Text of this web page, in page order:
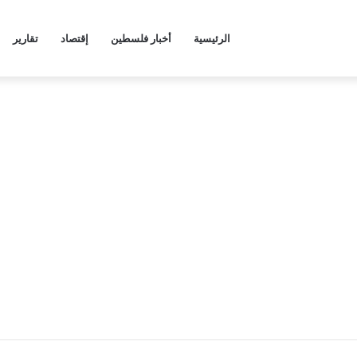
الرئيسية أخبار فلسطين إقتصاد تقارير